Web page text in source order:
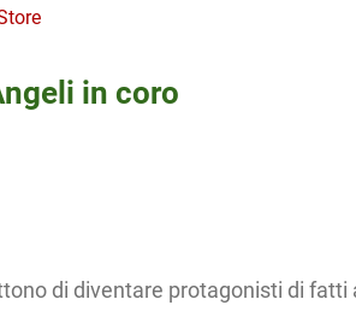
in coro
di diventare protagonisti di fatti